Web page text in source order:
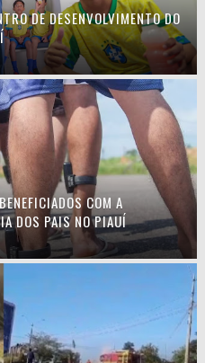
DE DESENVOLVIMENTO DO
COM A
DOS PAIS NO PIAUÍ